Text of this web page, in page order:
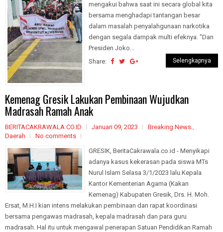
mengakui bahwa saat ini secara global kita
bersama menghadapi tantangan besar
dalam masalah penyalahgunaan narkotika
dengan segala dampak multi efeknya. "Dan
Presiden Joko...
Share:
Selengkapnya
Kemenag Gresik Lakukan Pembinaan Wujudkan
Madrasah Ramah Anak
BERITACAKRAWALA.CO.ID Januari 09, 2023 Breaking News.
Daerah
No comments
GRESIK, BeritaCakrawala.co.id - Menyikapi
adanya kasus kekerasan pada siswa MTs
Nurul Islam Selasa 3/1/2023 lalu.Kepala
Kantor Kementerian Agama (Kakan
Kemenag) Kabupaten Gresik, Drs. H. Moh.
Ersat, M.H.I kian intens melakukan pembinaan dan rapat koordinasi
bersama pengawas madrasah, kepala madrasah dan para guru
madrasah. Hal itu untuk mengawal penerapan Satuan Pendidikan Ramah